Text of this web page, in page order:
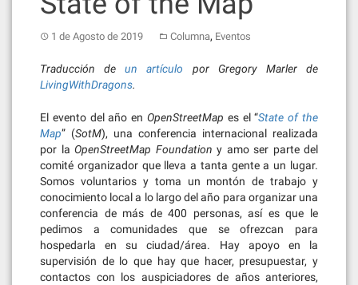
1 de Agosto de 2019 Columna, Eventos
Traducción deun artículo por Gregory Marler de
LivingWithDragons.
El evento del año en OpenStreetMap es el “State of the
Map” (SotM), una conferencia internacional realizada
por la OpenStreetMap Foundation y amo ser parte del
comité organizador que lleva a tanta gente a un lugar.
Somos voluntarios y toma un montón de trabajo y
conocimiento local a lo largo del año para organizar una
conferencia de más de 400 personas, así es que le
pedimos a comunidades que se ofrezcan para
hospedarla en su ciudad/área. Hay apoyo en la
supervisión de lo que hay que hacer, presupuestar, y
contactos con los auspiciadores de años anteriores,